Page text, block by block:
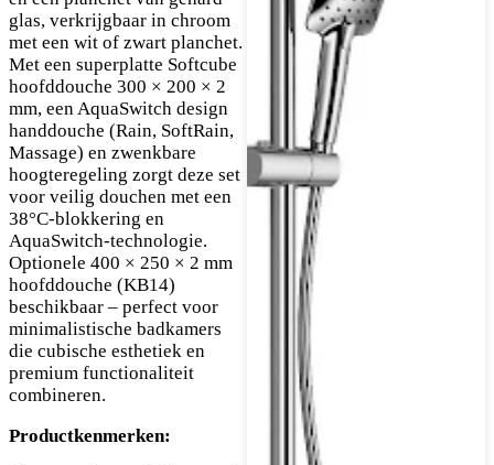
glas, verkrijgbaar in chroom
met een wit of zwart planchet.
Met een superplatte Softcube
hoofddouche 300 × 200 × 2
mm, een AquaSwitch design
handdouche (Rain, SoftRain,
Massage) en zwenkbare
hoogteregeling zorgt deze set
voor veilig douchen met een
38°C-blokkering en
AquaSwitch-technologie.
Optionele 400 × 250 × 2 mm
hoofddouche (KB14)
beschikbaar – perfect voor
minimalistische badkamers
die cubische esthetiek en
premium functionaliteit
combineren.
Productkenmerken: